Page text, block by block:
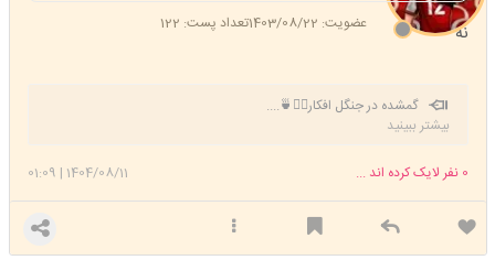
عضویت: 1403/08/22 تعداد پست: 122 نه
گمشده در جنگل افکار🚶‍♀️🍵....
بیشتر ببینید
1404/08/11
|
01:09 0 نفر لایک کرده اند ...